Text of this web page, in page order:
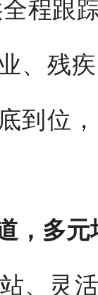
程跟
、残
到位
，多
、灵